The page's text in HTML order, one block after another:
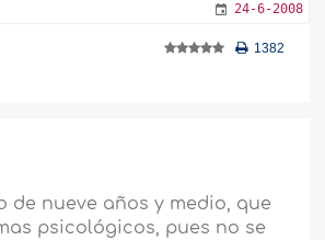
24-6-2008
1382
de nueve años y medio, que
psicológicos, pues no se